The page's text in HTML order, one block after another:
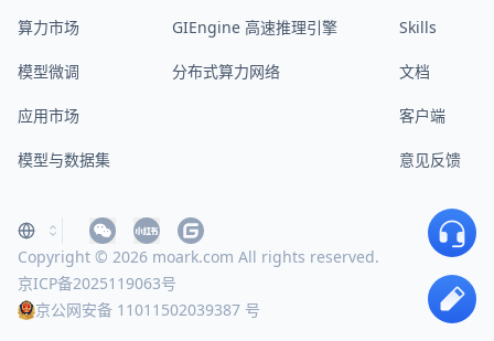
算力市场
模型微调
应用市场
模型与数据集
GIEngine 高速推理引擎
分布式算力网络
Skills
文档
客户端
意见反馈
Copyright © 2026 moark.com All rights reserved.
京ICP备2025119063号
京公网安备 11011502039387 号